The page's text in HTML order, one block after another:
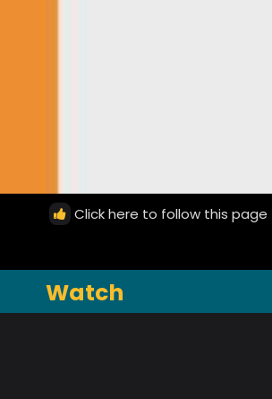
Click here to follow this page
Watch